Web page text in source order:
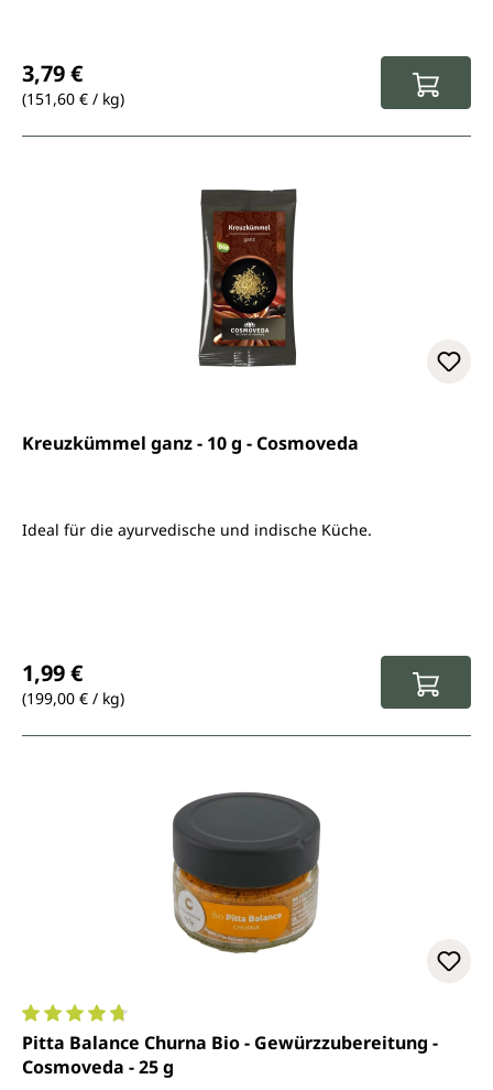
3,79 €
(151,60 € / kg)
Kreuzkümmel ganz - 10 g - Cosmoveda
Ideal für die ayurvedische und indische Küche.
1,99 €
(199,00 € / kg)
Durchschnittliche Bewertung von 4.8 von 5 Sternen
Pitta Balance Churna Bio - Gewürzzubereitung -
Cosmoveda - 25 g